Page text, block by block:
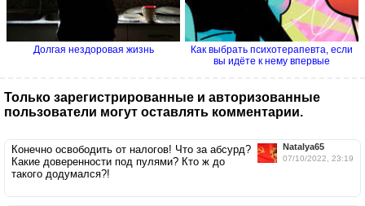
Долгая нездоровая жизнь
Как выбрать психотерапевта, если
вы идёте к нему впервые
Только зарегистрированные и авторизованные
пользователи могут оставлять комментарии.
Natalya65
07/10/2022, 23:19
Конечно освободить от налогов! Что за абсурд?
Какие доверенности под пулями? Кто ж до
такого додумался?!